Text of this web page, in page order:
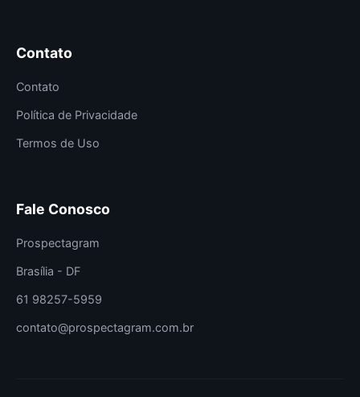
Contato
Contato
Política de Privacidade
Termos de Uso
Fale Conosco
Prospectagram
Brasília - DF
61 98257-5959
contato@prospectagram.com.br